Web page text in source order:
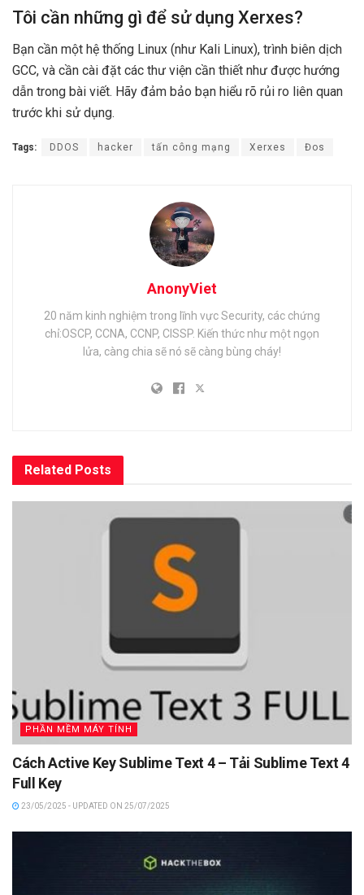
Tôi cần những gì để sử dụng Xerxes?
Bạn cần một hệ thống Linux (như Kali Linux), trình biên dịch
GCC, và cần cài đặt các thư viện cần thiết như được hướng
dẫn trong bài viết. Hãy đảm bảo bạn hiểu rõ rủi ro liên quan
trước khi sử dụng.
Tags: DDOS hacker tấn công mạng Xerxes Đos
AnonyViet
20 năm kinh nghiệm trong lĩnh vực Security, các chứng
chỉ:OSCP, CCNA, CCNP, CISSP. Kiến thức như một ngọn
lửa, càng chia sẽ nó sẽ càng bùng cháy!
Related Posts
PHẦN MỀM MÁY TÍNH
Cách Active Key Sublime Text 4 – Tải Sublime Text 4
Full Key
23/05/2025 - UPDATED ON 25/07/2025